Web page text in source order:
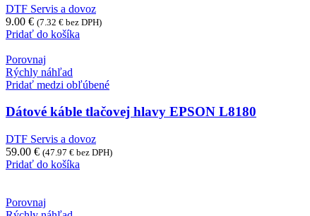
DTF Servis a dovoz
9.00 € (7.32 € bez DPH)
Pridať do košíka
Porovnaj
Rýchly náhľad
Pridať medzi obľúbené
Dátové káble tlačovej hlavy EPSON L8180
DTF Servis a dovoz
59.00 € (47.97 € bez DPH)
Pridať do košíka
Porovnaj